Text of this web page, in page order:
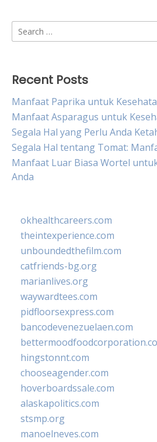
Search
for:
Recent Posts
Manfaat Paprika untuk
Manfaat Asparagus untuk
Segala Hal yang Perlu Anda
Segala Hal tentang Tomat:
Manfaat Luar Biasa Wortel
Anda
okhealthcareers.com
theintexperience.com
unboundedthefilm.com
catfriends-bg.org
marianlives.org
waywardtees.com
pidfloorsexpress.com
bancodevenezuelaen.com
hingstonnt.com
chooseagender.com
hoverboardssale.com
alaskapolitics.com
stsmp.org
manoelneves.com